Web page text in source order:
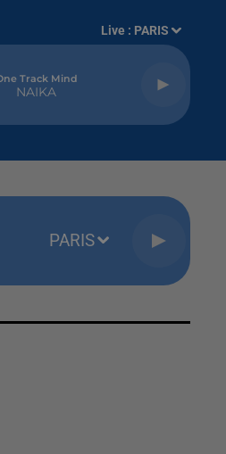
Live : PARIS
Track Mind
NAIKA
PARIS